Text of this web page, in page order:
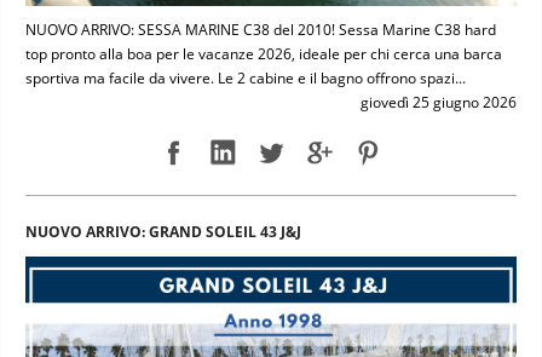
NUOVO ARRIVO: SESSA MARINE C38 del 2010! Sessa Marine C38 hard
top pronto alla boa per le vacanze 2026, ideale per chi cerca una barca
sportiva ma facile da vivere. Le 2 cabine e il bagno offrono spazi...
giovedì 25 giugno 2026
NUOVO ARRIVO: GRAND SOLEIL 43 J&J